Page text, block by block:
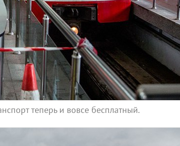
теперь и вовсе бесплатный.